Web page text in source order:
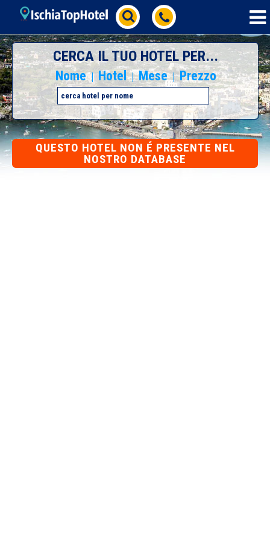
CERCA IL TUO HOTEL PER...
Nome | Hotel | Mese | Prezzo
QUESTO HOTEL NON É PRESENTE NEL
NOSTRO DATABASE